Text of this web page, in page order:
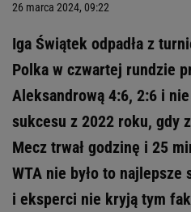
26 marca 2024, 09:22
Iga Świątek odpadła z
Polka w czwartej rundzie
Aleksandrową 4:6, 2:6 i
sukcesu z 2022 roku, gdy
Mecz trwał godzinę i 25
WTA nie było to
i eksperci nie kryją tym